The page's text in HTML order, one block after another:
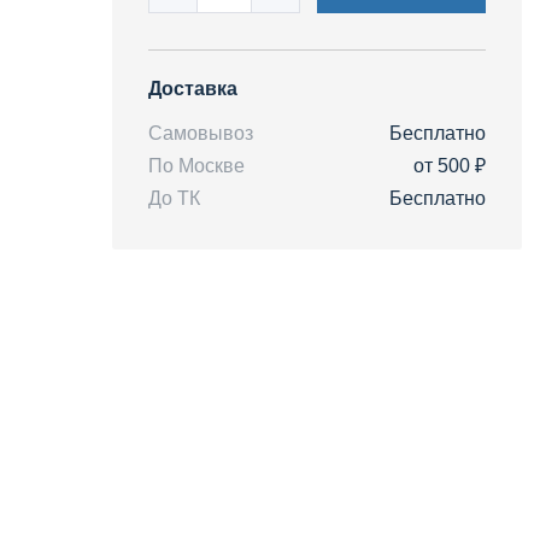
Доставка
Самовывоз
Бесплатно
По Москве
от 500 ₽
До ТК
Бесплатно